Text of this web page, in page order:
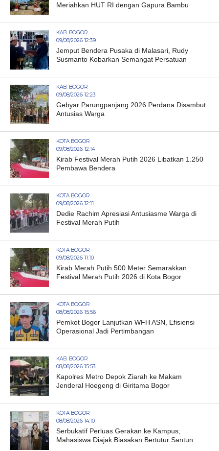
Meriahkan HUT RI dengan Gapura Bambu
KAB. BOGOR
09/08/2026 12:39
Jemput Bendera Pusaka di Malasari, Rudy
Susmanto Kobarkan Semangat Persatuan
KAB. BOGOR
09/08/2026 12:23
Gebyar Parungpanjang 2026 Perdana Disambut
Antusias Warga
KOTA BOGOR
09/08/2026 12:14
Kirab Festival Merah Putih 2026 Libatkan 1.250
Pembawa Bendera
KOTA BOGOR
09/08/2026 12:11
Dedie Rachim Apresiasi Antusiasme Warga di
Festival Merah Putih
KOTA BOGOR
09/08/2026 11:10
Kirab Merah Putih 500 Meter Semarakkan
Festival Merah Putih 2026 di Kota Bogor
KOTA BOGOR
08/08/2026 15:56
Pemkot Bogor Lanjutkan WFH ASN, Efisiensi
Operasional Jadi Pertimbangan
KAB. BOGOR
08/08/2026 15:53
Kapolres Metro Depok Ziarah ke Makam
Jenderal Hoegeng di Giritama Bogor
KOTA BOGOR
08/08/2026 14:10
Serbukatif Perluas Gerakan ke Kampus,
Mahasiswa Diajak Biasakan Bertutur Santun